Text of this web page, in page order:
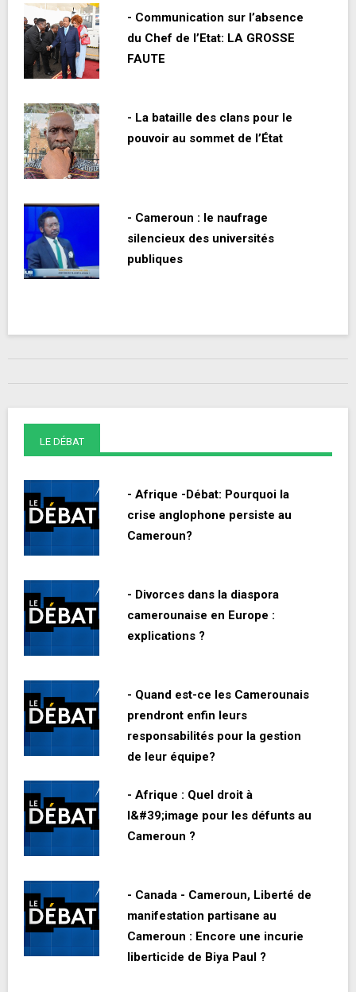
- Communication sur l’absence
du Chef de l’Etat: LA GROSSE
FAUTE
- La bataille des clans pour le
pouvoir au sommet de l’État
- Cameroun : le naufrage
silencieux des universités
publiques
LE DÉBAT
- Afrique -Débat: Pourquoi la
crise anglophone persiste au
Cameroun?
- Divorces dans la diaspora
camerounaise en Europe :
explications ?
- Quand est-ce les Camerounais
prendront enfin leurs
responsabilités pour la gestion
de leur équipe?
- Afrique : Quel droit à
l&#39;image pour les défunts au
Cameroun ?
- Canada - Cameroun, Liberté de
manifestation partisane au
Cameroun : Encore une incurie
liberticide de Biya Paul ?